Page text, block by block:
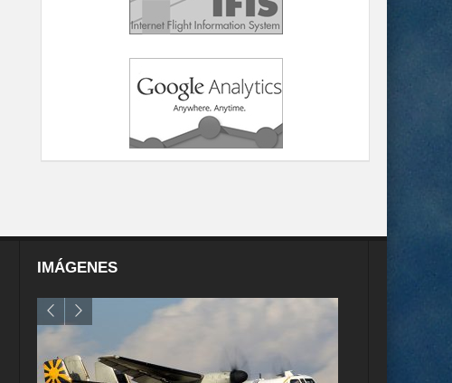
IMÁGENES